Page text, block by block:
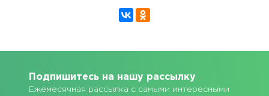
Подпишитесь на нашу рассылку
Ежемесячная рассылка с самыми интересными